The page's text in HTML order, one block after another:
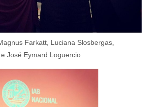
Farkatt, Luciana Slosbergas,
José Eymard Loguercio